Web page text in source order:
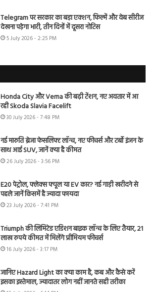
Telegram पर सरकार का बड़ा एक्शन, फिल्में और वेब सीरीज
देखना पड़ेगा भारी, तीन दिनों में दूसरा नोटिस
5 July 2026 - 2:25 PM
Honda City और Verna की बढ़ी टेंशन, नए अवतार में आ
रही Skoda Slavia Facelift
30 July 2026 - 7:48 PM
नई मारुति ब्रेजा फेसलिफ्ट लॉन्च, नए फीचर्स और टर्बो इंजन के
साथ आई SUV, जानें क्या है कीमत
26 July 2026 - 3:56 PM
E20 पेट्रोल, फ्लेक्स फ्यूल या EV कार? नई गाड़ी खरीदने से
पहले जानें किसमें है ज्यादा फायदा
23 July 2026 - 7:41 PM
Triumph की लिमिटेड एडिशन बाइक लॉन्च के लिए तैयार, 21
लाख रुपये कीमत में मिलेंगे प्रीमियम फीचर्स
16 July 2026 - 3:17 PM
जानिए Hazard Light का क्या काम है, कब और कैसे करें
इसका इस्तेमाल, ज्यादातर लोग नहीं जानते सही तरीका